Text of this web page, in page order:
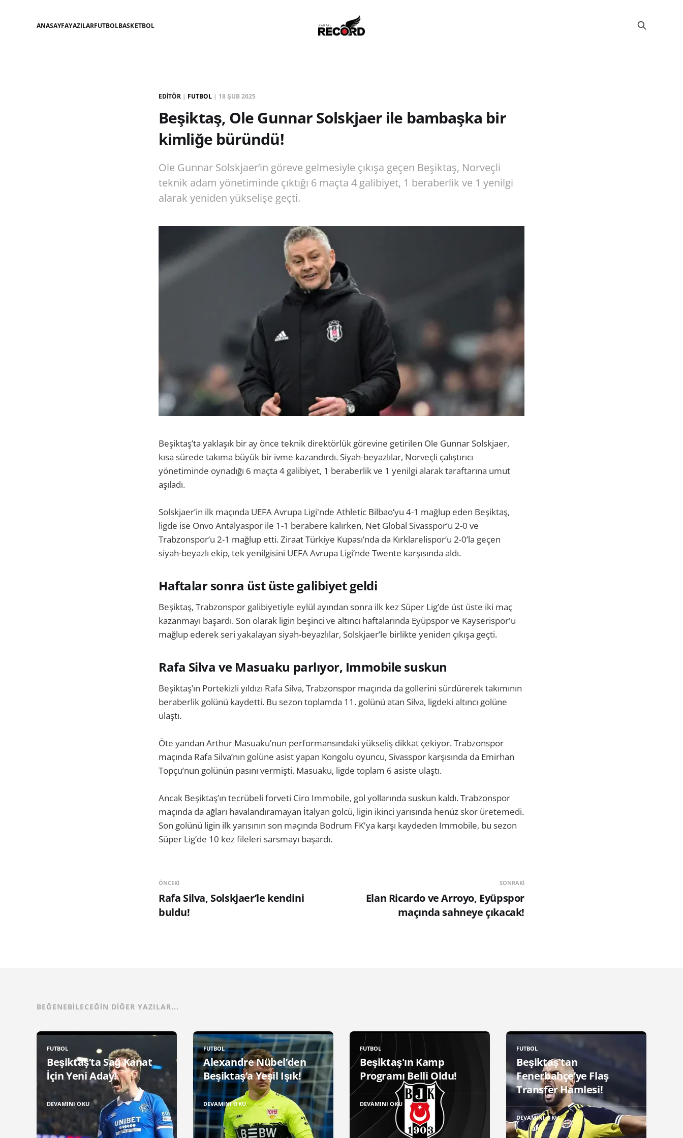
ANASAYFAYAZILARFUTBOLBASKETBOL
EDITÖR | FUTBOL | 18 ŞUB 2025
Beşiktaş, Ole Gunnar Solskjaer ile bambaşka bir
kimliğe büründü!
Ole Gunnar Solskjaer’in göreve gelmesiyle çıkışa geçen Beşiktaş, Norveçli
teknik adam yönetiminde çıktığı 6 maçta 4 galibiyet, 1 beraberlik ve 1 yenilgi
alarak yeniden yükselişe geçti.
Beşiktaş’ta yaklaşık bir ay önce teknik direktörlük görevine getirilen Ole Gunnar Solskjaer,
kısa sürede takıma büyük bir ivme kazandırdı. Siyah-beyazlılar, Norveçli çalıştırıcı
yönetiminde oynadığı 6 maçta 4 galibiyet, 1 beraberlik ve 1 yenilgi alarak taraftarına umut
aşıladı.
Solskjaer’in ilk maçında UEFA Avrupa Ligi'nde Athletic Bilbao’yu 4-1 mağlup eden Beşiktaş,
ligde ise Onvo Antalyaspor ile 1-1 berabere kalırken, Net Global Sivasspor’u 2-0 ve
Trabzonspor’u 2-1 mağlup etti. Ziraat Türkiye Kupası’nda da Kırklarelispor’u 2-0’la geçen
siyah-beyazlı ekip, tek yenilgisini UEFA Avrupa Ligi’nde Twente karşısında aldı.
Haftalar sonra üst üste galibiyet geldi
Beşiktaş, Trabzonspor galibiyetiyle eylül ayından sonra ilk kez Süper Lig’de üst üste iki maç
kazanmayı başardı. Son olarak ligin beşinci ve altıncı haftalarında Eyüpspor ve Kayserispor'u
mağlup ederek seri yakalayan siyah-beyazlılar, Solskjaer’le birlikte yeniden çıkışa geçti.
Rafa Silva ve Masuaku parlıyor, Immobile suskun
Beşiktaş’ın Portekizli yıldızı Rafa Silva, Trabzonspor maçında da gollerini sürdürerek takımının
beraberlik golünü kaydetti. Bu sezon toplamda 11. golünü atan Silva, ligdeki altıncı golüne
ulaştı.
Öte yandan Arthur Masuaku’nun performansındaki yükseliş dikkat çekiyor. Trabzonspor
maçında Rafa Silva’nın golüne asist yapan Kongolu oyuncu, Sivasspor karşısında da Emirhan
Topçu’nun golünün pasını vermişti. Masuaku, ligde toplam 6 asiste ulaştı.
Ancak Beşiktaş’ın tecrübeli forveti Ciro Immobile, gol yollarında suskun kaldı. Trabzonspor
maçında da ağları havalandıramayan İtalyan golcü, ligin ikinci yarısında henüz skor üretemedi.
Son golünü ligin ilk yarısının son maçında Bodrum FK'ya karşı kaydeden Immobile, bu sezon
Süper Lig’de 10 kez fileleri sarsmayı başardı.
ÖNCEKI
Rafa Silva, Solskjaer’le kendini
buldu!
SONRAKI
Elan Ricardo ve Arroyo, Eyüpspor
maçında sahneye çıkacak!
BEĞENEBILECEĞIN DIĞER YAZILAR...
FUTBOL
Beşiktaş’ta Sağ Kanat
İçin Yeni Aday!
DEVAMINI OKU
FUTBOL
Alexandre Nübel’den
Beşiktaş’a Yeşil Işık!
DEVAMINI OKU
FUTBOL
Beşiktaş'ın Kamp
Programı Belli Oldu!
DEVAMINI OKU
FUTBOL
Beşiktaş'tan
Fenerbahçe’ye Flaş
Transfer Hamlesi!
DEVAMINI OKU